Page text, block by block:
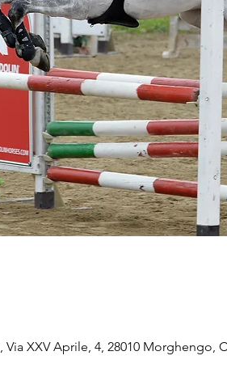
XXV Aprile, 4, 28010 Morghengo,